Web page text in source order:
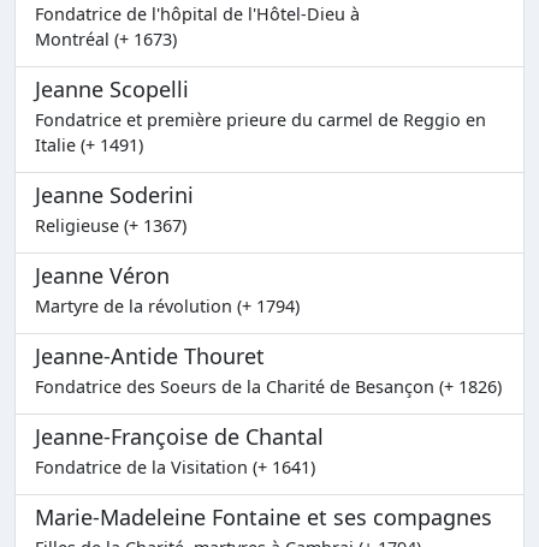
Fondatrice de l'hôpital de l'Hôtel-Dieu à
Montréal (+ 1673)
Jeanne Scopelli
Fondatrice et première prieure du carmel de Reggio en
Italie (+ 1491)
Jeanne Soderini
Religieuse (+ 1367)
Jeanne Véron
Martyre de la révolution (+ 1794)
Jeanne-Antide Thouret
Fondatrice des Soeurs de la Charité de Besançon (+ 1826)
Jeanne-Françoise de Chantal
Fondatrice de la Visitation (+ 1641)
Marie-Madeleine Fontaine et ses compagnes